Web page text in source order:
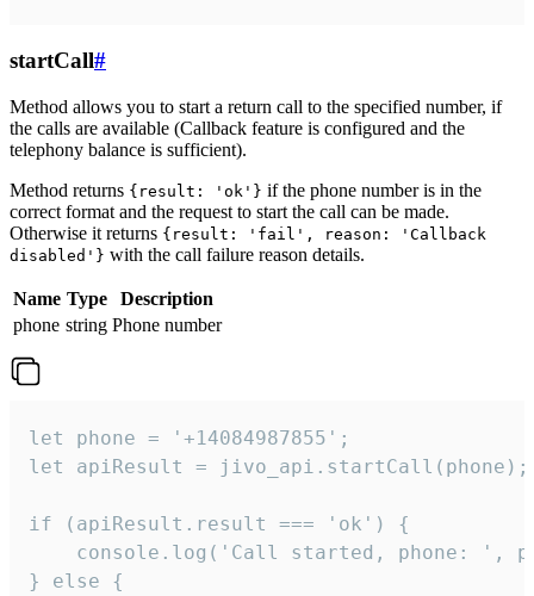
startCall#
Method allows you to start a return call to the specified number, if
the calls are available (Callback feature is configured and the
telephony balance is sufficient).
Method returns {result: 'ok'} if the phone number is in the
correct format and the request to start the call can be made.
Otherwise it returns {result: 'fail', reason: 'Callback
disabled'} with the call failure reason details.
Name Type
Description
phone string Phone number
let phone = '+14084987855';
let apiResult = jivo_api.startCall(phone);
if (apiResult.result === 'ok') {
console.log('Call started, phone: ',
} else {